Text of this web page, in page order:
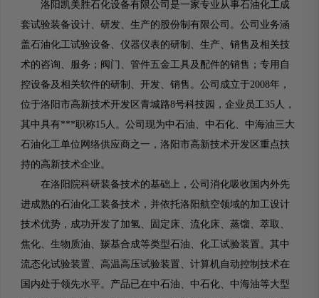
洛阳凯美胜石化设备有限公司是一家专业从事石油化工成
套试验装备设计、研发、生产的股份制有限公司。公司业务涵
盖石油化工试验设备、仪器仪表的研制、生产、销售及相关技
术的咨询、服务；阀门、管件五金工具及配件的销售；专用自
控设备及相关软件的研制、开发、销售。公司成立于2008年，
位于洛阳市高新技术开发区青城路8号科技园，企业员工35人，
其中具有***职称15人。公司现为中石油、中石化、中海油三大
石油化工单位网络供应商之一，洛阳市高新技术开发区重点扶
持的高新技术企业。
在洛阳院科研装备技术的基础上，公司消化吸收国内外先
进成熟的石油化工装备技术，并依托洛阳航空领域的加工设计
技术优势，成功开发了加氢、固定床、流化床、蒸馏、萃取、
焦化、生物质油、羰基合成等类型石油、化工试验装置。其中
流态化试验装置、高温高压试验装置、计算机自动控制技术在
国内处于领先水平。产品已在中石油、中石化、中海油等大型